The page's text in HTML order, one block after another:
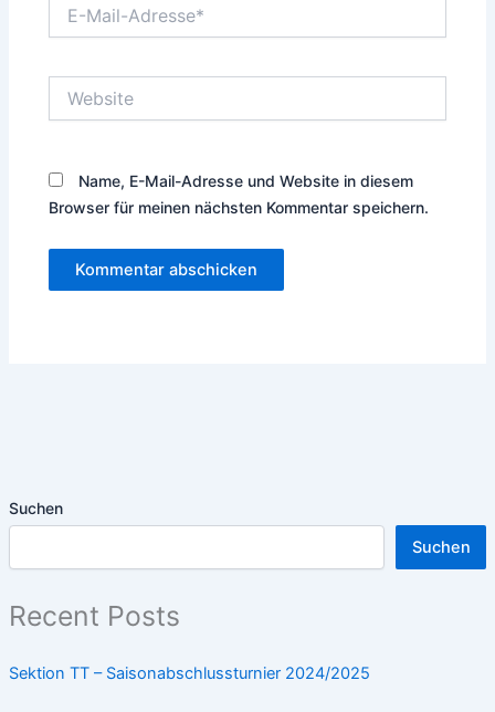
Suchen
Suchen
Recent Posts
Sektion TT – Saisonabschlussturnier 2024/2025
Mail-
Name, E-Mail-Adresse und Website in diesem
Browser für meinen nächsten Kommentar speichern.